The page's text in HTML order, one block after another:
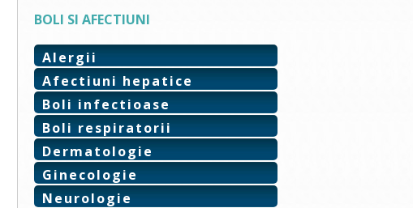
BOLI SI AFECTIUNI
Alergii
Afectiuni hepatice
Boli infectioase
Boli respiratorii
Dermatologie
Ginecologie
Neurologie